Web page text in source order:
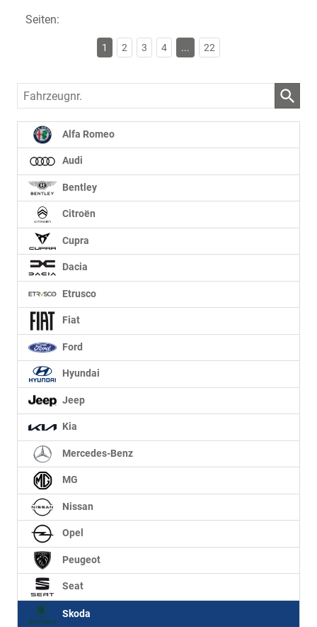
Seiten:
1 2 3 4 ... 22
Fahrzeugnr.
Alfa Romeo
Audi
Bentley
Citroën
Cupra
Dacia
Etrusco
Fiat
Ford
Hyundai
Jeep
Kia
Mercedes-Benz
MG
Nissan
Opel
Peugeot
Seat
Skoda